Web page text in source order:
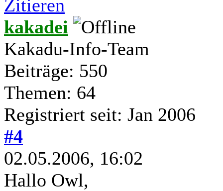
Zitieren
kakadei
Kakadu-Info-Team
Beiträge: 550
Themen: 64
Registriert seit: Jan 2006
#4
02.05.2006, 16:02
Hallo Owl,